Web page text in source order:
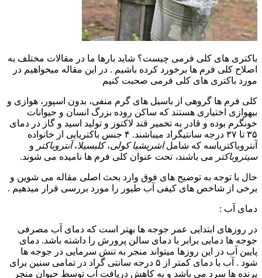
باکتری های کلی فرمی چیست؟ شاید بارها ما در مقالات مختلف به
اصلاح کلی فرم ها برخورد کرده باشیم . در این مقاله میخواهیم در
مورد باکتری های کلی فرمی صحبت کنیم
کلی فرم ها گروهی از باسیل­ های گرم منفی، بدون اسپور، هوازی و
بی­هوازی اختیاری هستند که ساکن روده بزرگ انسان و حیوانات
خونگرم بوده و قادر به تخمیر قند لاکتوز و تولید اسید و گاز در دمای
۳۵ تا ۳۷ درجه سانتی­گراد می­باشند. ۴ جنس باکتریایی از خانواده
آنتروباکتریاسه که شاملاشریشیا کولی،کلبسیلا،آنتروباکتر و
سیتروباکتر می باشند، تحت عنوان کلی فرم ها نامیده می شوند.
حال با توجه به توضیح های فوق وارد بحث اصلی مقاله می شوین و
برخی از شاخص های کیفی آب طیور را مورد بررسی قرار میدهیم .
دمای آب :
در روزهای ابتدایی عمر جوجه ها بهتر است که دمای آب مصرفی
جوجه ها دمایی برابر با دمای سالن پرورش را داشته باشد. دمای
پایین آب در این روزها میتواند منجر به تنش سرمایی در جوجه ها
شود . آب با دمای کمتر از ۵ درجه سانتی گراد در تمامی سنین برای
پرنده ها سرد می باشد و به کاهش دریافت آب توسط حیوان منجر